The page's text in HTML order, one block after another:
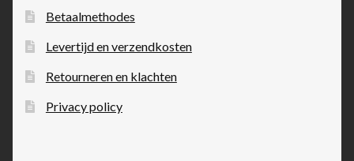
Betaalmethodes
Levertijd en verzendkosten
Retourneren en klachten
Privacy policy